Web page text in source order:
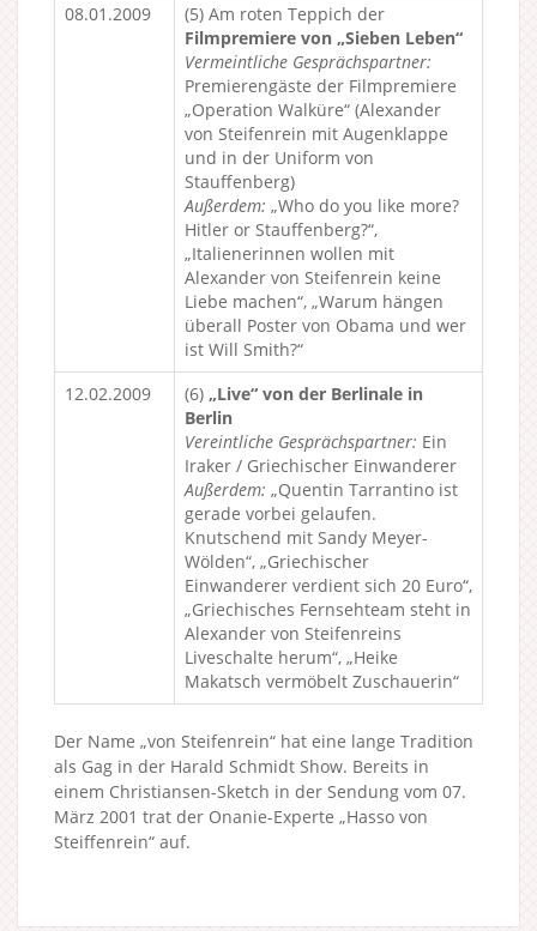
08.01.2009
(5) Am roten Teppich der
Filmpremiere von „Sieben Leben“
Vermeintliche Gesprächspartner:
Premierengäste der Filmpremiere
„Operation Walküre“ (Alexander
von Steifenrein mit Augenklappe
und in der Uniform von
Stauffenberg)
Außerdem: „Who do you like more?
Hitler or Stauffenberg?“,
„Italienerinnen wollen mit
Alexander von Steifenrein keine
Liebe machen“, „Warum hängen
überall Poster von Obama und wer
ist Will Smith?“
12.02.2009
(6) „Live“ von der Berlinale in
Berlin
Vereintliche Gesprächspartner: Ein
Iraker / Griechischer Einwanderer
Außerdem: „Quentin Tarrantino ist
gerade vorbei gelaufen.
Knutschend mit Sandy Meyer-
Wölden“, „Griechischer
Einwanderer verdient sich 20 Euro“,
„Griechisches Fernsehteam steht in
Alexander von Steifenreins
Liveschalte herum“, „Heike
Makatsch vermöbelt Zuschauerin“
Der Name „von Steifenrein“ hat eine lange Tradition
als Gag in der Harald Schmidt Show. Bereits in
einem Christiansen-Sketch in der Sendung vom 07.
März 2001 trat der Onanie-Experte „Hasso von
Steiffenrein“ auf.